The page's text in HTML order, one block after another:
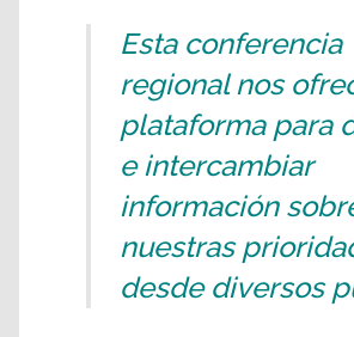
Esta conferencia
regional nos
plataforma para
e intercambiar
información
nuestras
desde diversos